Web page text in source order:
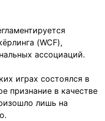
(WCF),
ассоциаций.
играх состоялся в
признание в качестве
лишь на